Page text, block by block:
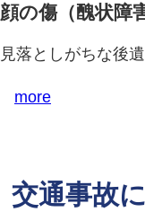
顔の傷（醜状障
見落としがちな後遺
more
交通事故